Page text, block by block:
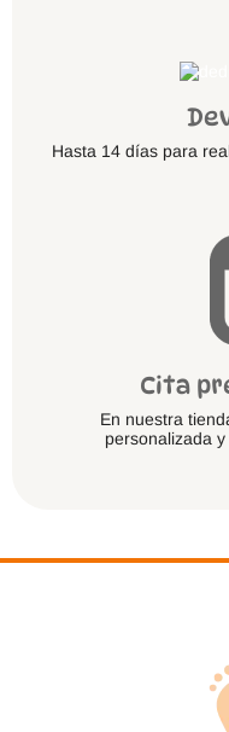
Hasta 14 días para
Cita
En nuestra
personalizada